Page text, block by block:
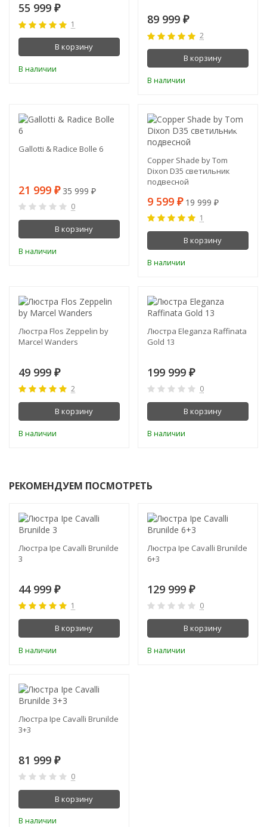
55 999 ₽
1
В корзину
В наличии
89 999 ₽
2
В корзину
В наличии
Gallotti & Radice Bolle 6
21 999 ₽ 35 999 ₽
0
В корзину
В наличии
-52%
Copper Shade by Tom
Dixon D35 светильник
подвесной
9 599 ₽ 19 999 ₽
1
В корзину
В наличии
Люстра Flos Zeppelin by
Marcel Wanders
49 999 ₽
2
В корзину
В наличии
Люстра Eleganza Raffinata
Gold 13
199 999 ₽
0
В корзину
В наличии
РЕКОМЕНДУЕМ ПОСМОТРЕТЬ
Люстра Ipe Cavalli Brunilde
3
44 999 ₽
1
В корзину
В наличии
Люстра Ipe Cavalli Brunilde
6+3
129 999 ₽
0
В корзину
В наличии
Люстра Ipe Cavalli Brunilde
3+3
81 999 ₽
0
В корзину
В наличии